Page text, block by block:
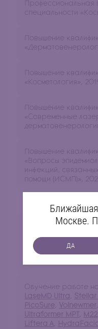
Профессиональная
специальности
Повышение
Повышение
«Косметология»,
Повышение
«Современные
Повышение
«Вопросы
инфекций,
помощи (ИСМП)»,
Применение
коллагенотерапии,
плацентотерапии,
Обучение работе
LaseMD Ultra
Stellar
PicoSure
Volnewmer
Ultraformer MPT
M22
Liftera A
Москве.
ДА